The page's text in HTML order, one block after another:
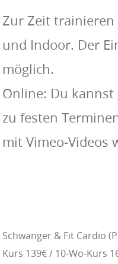
Zur Zeit
und Indoor. Der
möglich.
Online: Du
zu festen
mit Vimeo-Videos
Schwanger & Fit Cardio
Kurs 139€ / 10-Wo-Kurs